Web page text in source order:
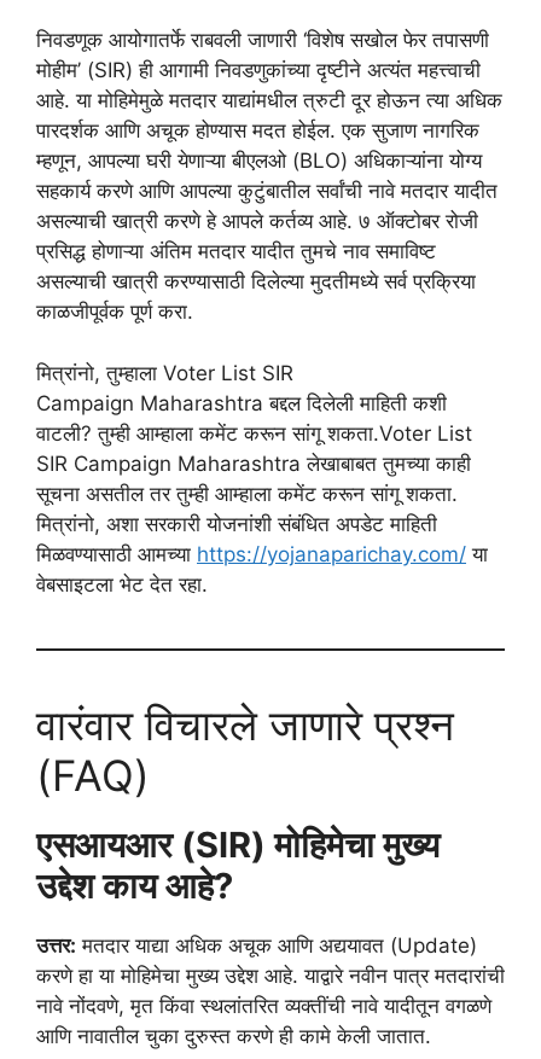
निवडणूक आयोगातर्फे राबवली जाणारी ‘विशेष सखोल फेर तपासणी
मोहीम’ (SIR) ही आगामी निवडणुकांच्या दृष्टीने अत्यंत महत्त्वाची
आहे. या मोहिमेमुळे मतदार याद्यांमधील त्रुटी दूर होऊन त्या अधिक
पारदर्शक आणि अचूक होण्यास मदत होईल. एक सुजाण नागरिक
म्हणून, आपल्या घरी येणाऱ्या बीएलओ (BLO) अधिकाऱ्यांना योग्य
सहकार्य करणे आणि आपल्या कुटुंबातील सर्वांची नावे मतदार यादीत
असल्याची खात्री करणे हे आपले कर्तव्य आहे. ७ ऑक्टोबर रोजी
प्रसिद्ध होणाऱ्या अंतिम मतदार यादीत तुमचे नाव समाविष्ट
असल्याची खात्री करण्यासाठी दिलेल्या मुदतीमध्ये सर्व प्रक्रिया
काळजीपूर्वक पूर्ण करा.
मित्रांनो, तुम्हाला Voter List SIR
Campaign Maharashtra बद्दल दिलेली माहिती कशी
वाटली? तुम्ही आम्हाला कमेंट करून सांगू शकता.Voter List
SIR Campaign Maharashtra लेखाबाबत तुमच्या काही
सूचना असतील तर तुम्ही आम्हाला कमेंट करून सांगू शकता.
मित्रांनो, अशा सरकारी योजनांशी संबंधित अपडेट माहिती
मिळवण्यासाठी आमच्या https://yojanaparichay.com/ या
वेबसाइटला भेट देत रहा.
वारंवार विचारले जाणारे प्रश्न
(FAQ)
एसआयआर (SIR) मोहिमेचा मुख्य
उद्देश काय आहे?
उत्तर: मतदार याद्या अधिक अचूक आणि अद्ययावत (Update)
करणे हा या मोहिमेचा मुख्य उद्देश आहे. याद्वारे नवीन पात्र मतदारांची
नावे नोंदवणे, मृत किंवा स्थलांतरित व्यक्तींची नावे यादीतून वगळणे
आणि नावातील चुका दुरुस्त करणे ही कामे केली जातात.